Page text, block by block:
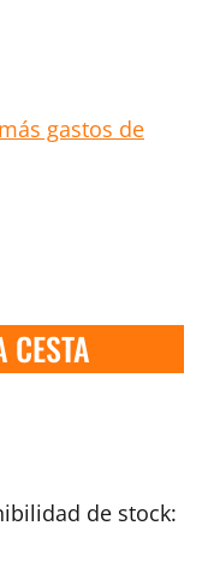
gastos de
CESTA
de stock: